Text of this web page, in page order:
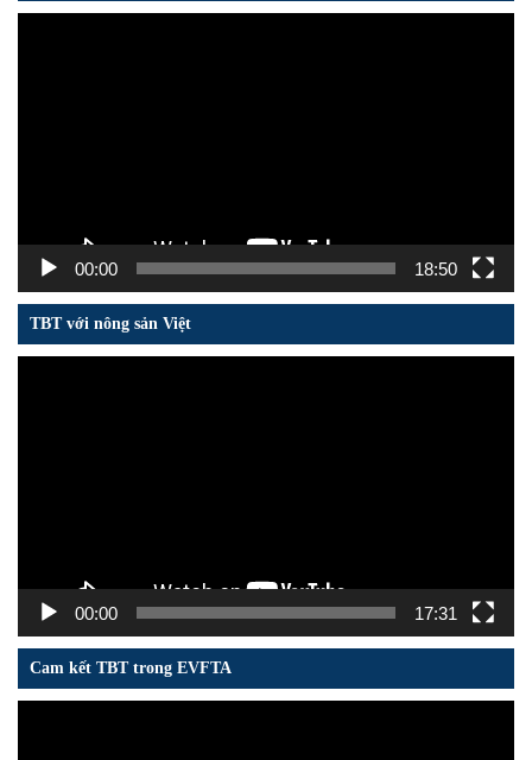
00:00 18:50
TBT với nông sản Việt
00:00 17:31
Cam kết TBT trong EVFTA